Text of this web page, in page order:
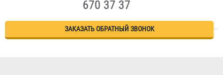
670 37 37
ЗАКАЗАТЬ ОБРАТНЫЙ ЗВОНОК